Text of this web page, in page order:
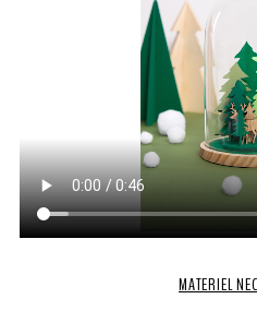
MATERIEL